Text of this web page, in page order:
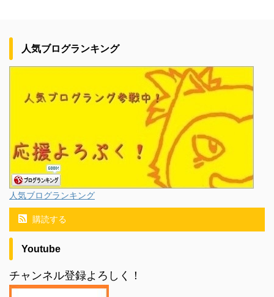
人気ブログランキング
人気ブログランキング
購読する
Youtube
チャンネル登録よろしく！